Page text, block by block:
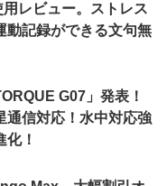
レビュー。ストレス
動記録ができる文句無
G07」発表！
通信対応！水中対応強
！